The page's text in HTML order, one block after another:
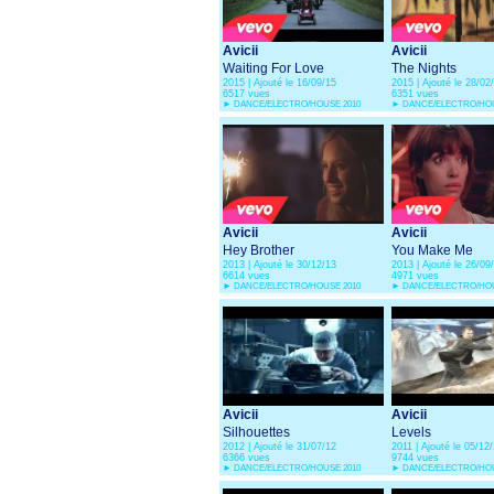
Avicii
Waiting For Love
2015 | Ajouté le 16/09/15
6517 vues
► DANCE/ELECTRO/HOUSE 2010
Avicii
The Nights
2015 | Ajouté le 28/
6351 vues
► DANCE/ELECTRO/
Avicii
Hey Brother
2013 | Ajouté le 30/12/13
6614 vues
► DANCE/ELECTRO/HOUSE 2010
Avicii
You Make Me
2013 | Ajouté le 26/
4971 vues
► DANCE/ELECTRO/
Avicii
Silhouettes
2012 | Ajouté le 31/07/12
6366 vues
► DANCE/ELECTRO/HOUSE 2010
Avicii
Levels
2011 | Ajouté le 05/12/
9744 vues
► DANCE/ELECTRO/